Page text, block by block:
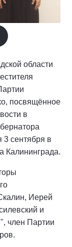
области
посвящённое
в
3 сентября в
Калининграда.
Иерей
и
член Партии